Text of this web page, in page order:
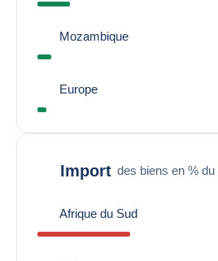
Mozambique
Europe
Import des biens en % du
Afrique du Sud